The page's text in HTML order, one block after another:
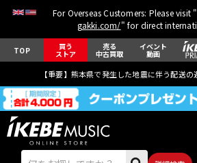
For Overseas Customers: Please visit "
gakki.com/" for direct
TOP 買う
ストア
売る
中古買取
イベント
動画
【重要】熊本県で発生した地震に伴う配送